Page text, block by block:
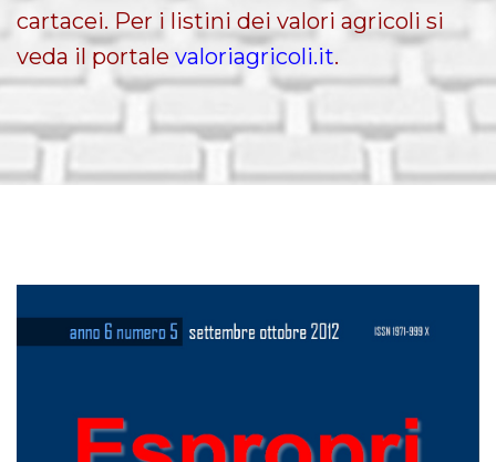
cartacei. Per i listini dei valori agricoli si
veda il portale valoriagricoli.it.